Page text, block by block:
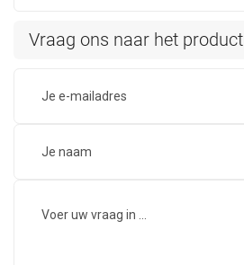
Vraag ons naar het product